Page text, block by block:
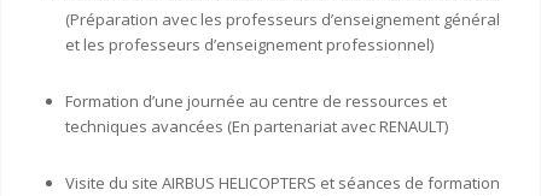
(Préparation avec les professeurs d’enseignement général
et les professeurs d’enseignement professionnel)
Formation d’une journée au centre de ressources et
techniques avancées (En partenariat avec RENAULT)
Visite du site AIRBUS HELICOPTERS et séances de formation